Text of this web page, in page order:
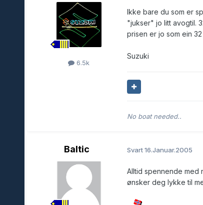
6.5k
Ikke bare du som er
"jukser" jo litt avogtil.
prisen er jo som ein
Suzuki
No boat needed..
Baltic Svart16.Januar.2005
Alltid spennende med
ønsker deg lykke til